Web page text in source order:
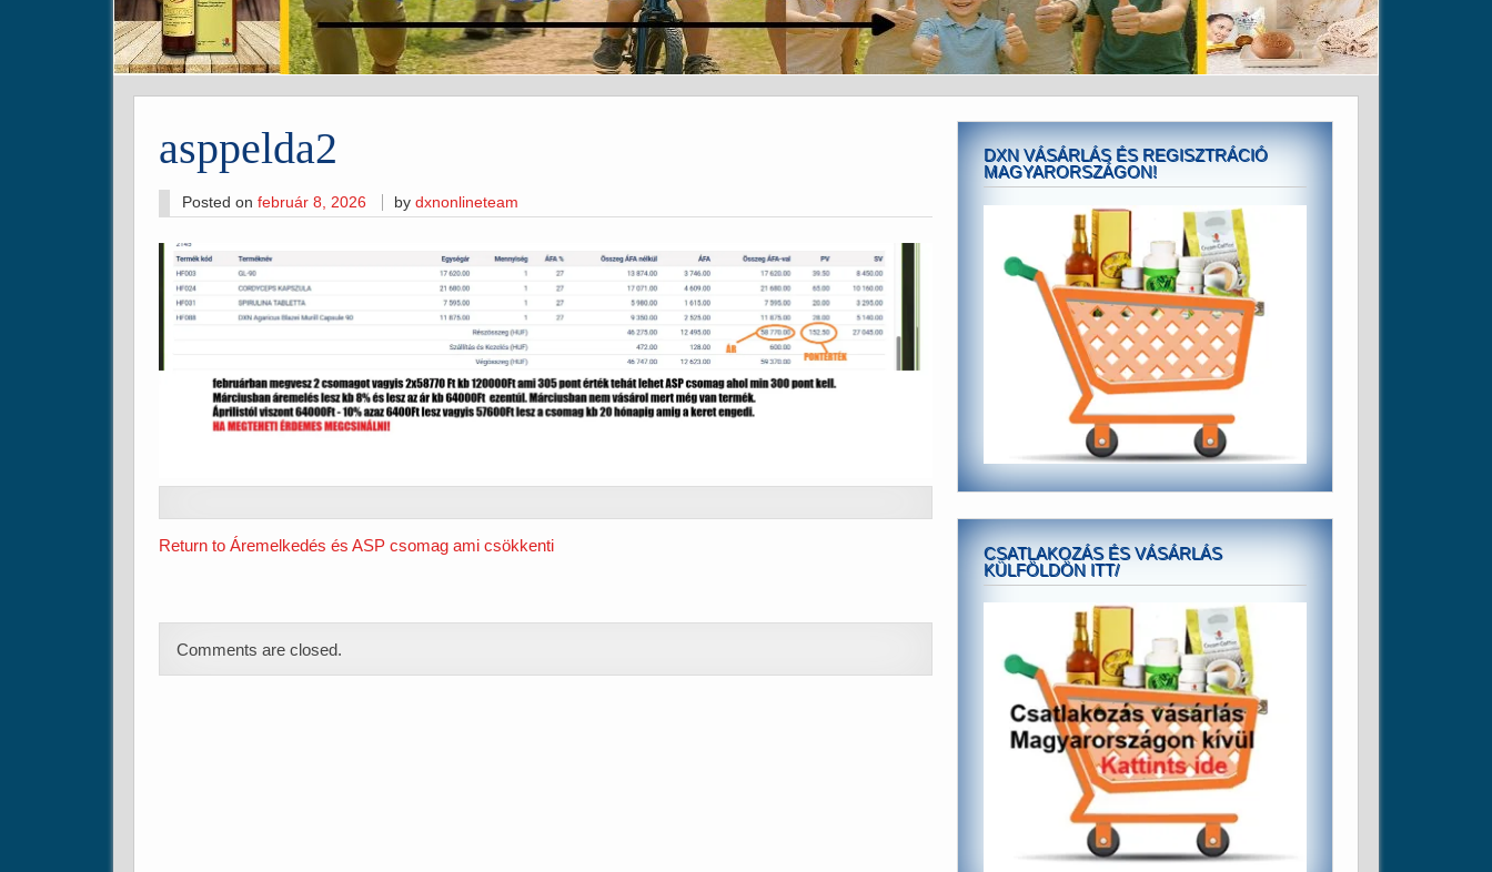
asppelda2
Posted on február 8, 2026 bydxnonlineteam
Return to Áremelkedés és ASP csomag ami csökkenti
Comments are closed.
DXN VÁSÁRLÁS ÉS REGISZTRÁCIÓ
MAGYARORSZÁGON!
CSATLAKOZÁS ÉS VÁSÁRLÁS
KÜLFÖLDÖN ITT/